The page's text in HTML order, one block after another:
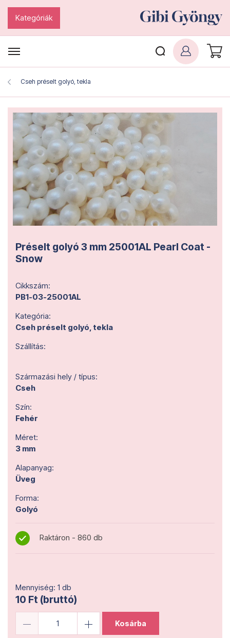
Kategóriák
Cseh préselt golyó, tekla
Préselt golyó 3 mm 25001AL Pearl Coat -
Snow
Cikkszám:
PB1-03-25001AL
Kategória:
Cseh préselt golyó, tekla
Szállítás:
Származási hely / típus:
Cseh
Szín:
Fehér
Méret:
3 mm
Alapanyag:
Üveg
Forma:
Golyó
Raktáron - 860 db
Mennyiség: 1 db
10 Ft (bruttó)
Kosárba